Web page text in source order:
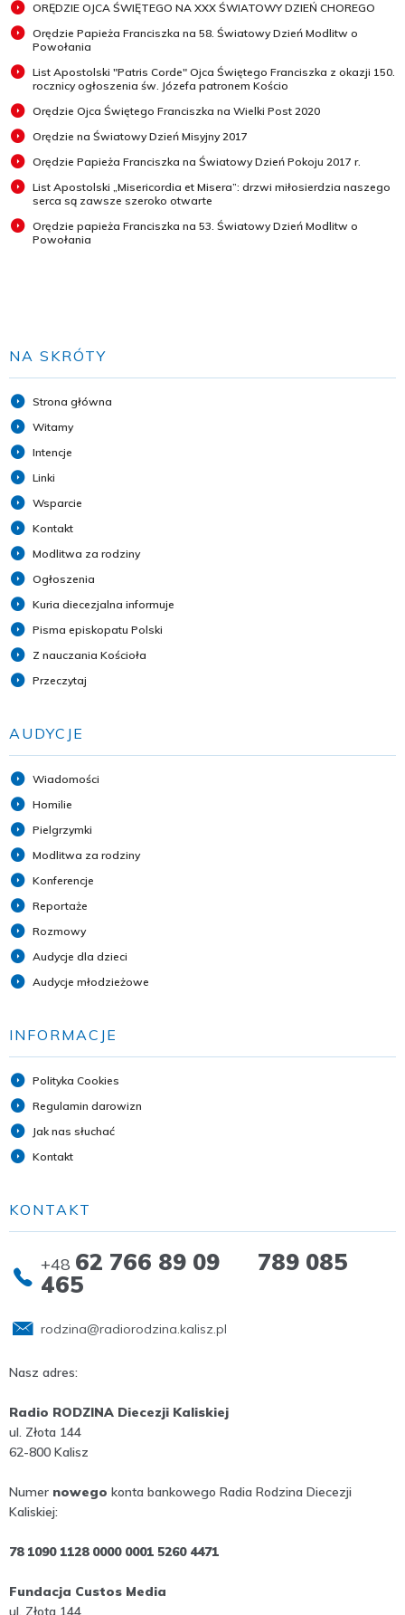
ORĘDZIE OJCA ŚWIĘTEGO NA XXX ŚWIATOWY DZIEŃ CHOREGO
Orędzie Papieża Franciszka na 58. Światowy Dzień Modlitw o
Powołania
List Apostolski "Patris Corde" Ojca Świętego Franciszka z okazji 150.
rocznicy ogłoszenia św. Józefa patronem Kościo
Orędzie Ojca Świętego Franciszka na Wielki Post 2020
Orędzie na Światowy Dzień Misyjny 2017
Orędzie Papieża Franciszka na Światowy Dzień Pokoju 2017 r.
List Apostolski „Misericordia et Misera”: drzwi miłosierdzia naszego
serca są zawsze szeroko otwarte
Orędzie papieża Franciszka na 53. Światowy Dzień Modlitw o
Powołania
NA SKRÓTY
Strona główna
Witamy
Intencje
Linki
Wsparcie
Kontakt
Modlitwa za rodziny
Ogłoszenia
Kuria diecezjalna informuje
Pisma episkopatu Polski
Z nauczania Kościoła
Przeczytaj
AUDYCJE
Wiadomości
Homilie
Pielgrzymki
Modlitwa za rodziny
Konferencje
Reportaże
Rozmowy
Audycje dla dzieci
Audycje młodzieżowe
INFORMACJE
Polityka Cookies
Regulamin darowizn
Jak nas słuchać
Kontakt
KONTAKT
+48 62 766 89 09 789 085
465
rodzina@radiorodzina.kalisz.pl
Nasz adres:
Radio RODZINA Diecezji Kaliskiej
ul. Złota 144
62-800 Kalisz
Numer nowego konta bankowego Radia Rodzina Diecezji
Kaliskiej:
78 1090 1128 0000 0001 5260 4471
Fundacja Custos Media
ul. Złota 144